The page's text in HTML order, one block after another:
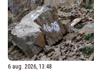
6 aug. 2026, 13:48